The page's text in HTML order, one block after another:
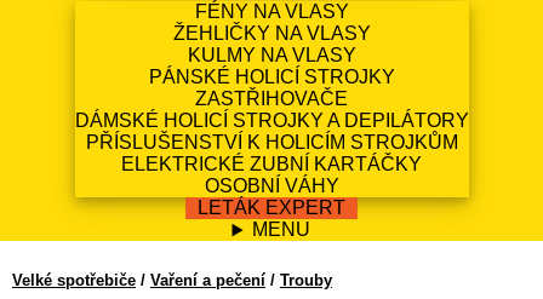
FÉNY NA VLASY
ŽEHLIČKY NA VLASY
KULMY NA VLASY
PÁNSKÉ HOLICÍ STROJKY
ZASTŘIHOVAČE
DÁMSKÉ HOLICÍ STROJKY A DEPILÁTORY
PŘÍSLUŠENSTVÍ K HOLICÍM STROJKŮM
ELEKTRICKÉ ZUBNÍ KARTÁČKY
OSOBNÍ VÁHY
LETÁK EXPERT
MENU
Velké spotřebiče / Vaření a pečení / Trouby